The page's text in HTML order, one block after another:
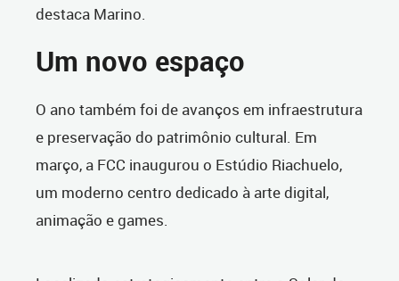
destaca Marino.
Um novo espaço
O ano também foi de avanços em infraestrutura
e preservação do patrimônio cultural. Em
março, a FCC inaugurou o Estúdio Riachuelo,
um moderno centro dedicado à arte digital,
animação e games.